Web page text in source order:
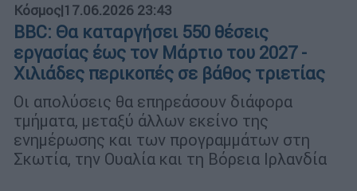
Κόσμος|17.06.2026 23:43
BBC: Θα καταργήσει 550 θέσεις
εργασίας έως τον Μάρτιο του 2027 -
Χιλιάδες περικοπές σε βάθος τριετίας
Οι απολύσεις θα επηρεάσουν διάφορα
τμήματα, μεταξύ άλλων εκείνο της
ενημέρωσης και των προγραμμάτων στη
Σκωτία, την Ουαλία και τη Βόρεια Ιρλανδία